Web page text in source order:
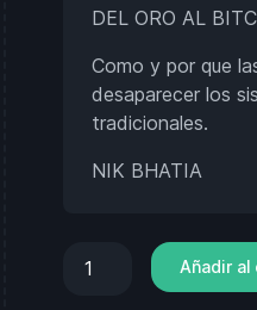
DEL ORO AL
Como y por que
desaparecer los
tradicionales.
NIK BHATIA
Añadir al